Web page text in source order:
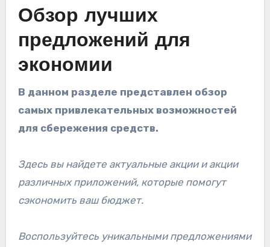
Обзор лучших
предложений для
экономии
В данном разделе представлен обзор
самых привлекательных возможностей
для сбережения средств.
Здесь вы найдете актуальные акции и акции
различных приложений, которые помогут
сэкономить ваш бюджет.
Воспользуйтесь уникальными предложениями